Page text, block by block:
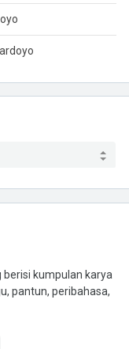
kumpulan karya
pantun, peribahasa,